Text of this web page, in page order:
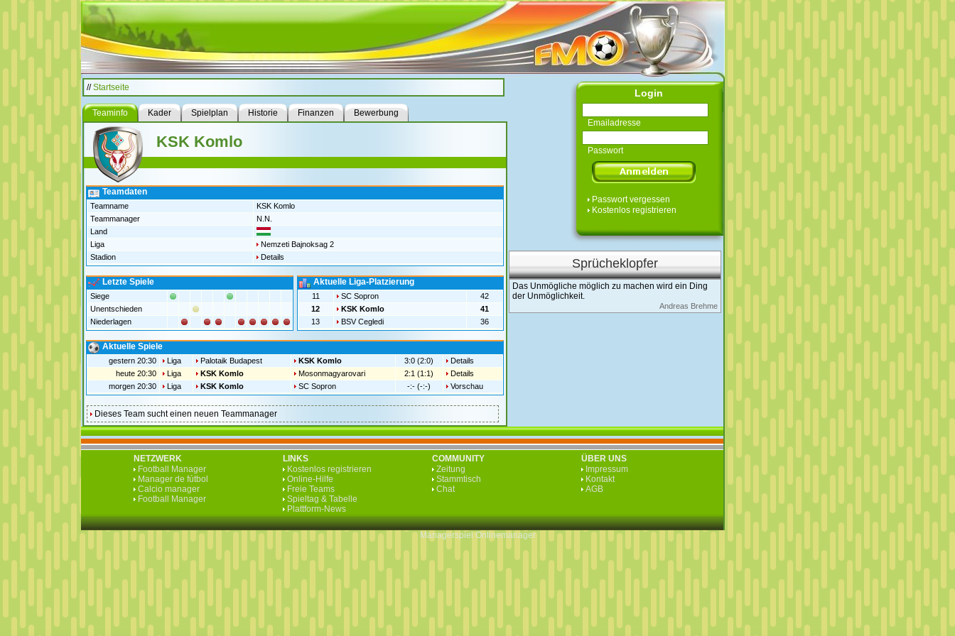
//Startseite
Teaminfo Kader Spielplan Historie Finanzen Bewerbung
KSK Komlo
Teamdaten
Teamname
KSK Komlo
Teammanager
N.N.
Land
Liga
Nemzeti Bajnoksag 2
Stadion
Details
Letzte Spiele
Siege
Unentschieden
Niederlagen
Aktuelle Liga-Platzierung
11 SC Sopron
42
12
KSK Komlo
41
13
BSV Cegledi 36
Aktuelle Spiele
gestern 20:30 Liga Palotaik Budapest KSK Komlo 3:0 (2:0)
Details
heute 20:30
Liga KSK Komlo Mosonmagyarovari 2:1 (1:1)
Details
morgen 20:30
Liga KSK Komlo SC Sopron -:- (-:-) Vorschau
Dieses Team sucht einen neuen Teammanager
Login
Emailadresse
Passwort
Passwort vergessen
Kostenlos registrieren
Sprücheklopfer
Das Unmögliche möglich zu machen wird ein Ding
der Unmöglichkeit.
Andreas Brehme
NETZWERK
Football Manager
Manager de fútbol
Calcio manager
Football Manager
LINKS
Kostenlos registrieren
Online-Hilfe
Freie Teams
Spieltag & Tabelle
Plattform-News
COMMUNITY
Zeitung
Stammtisch
Chat
ÜBER UNS
Impressum
Kontakt
AGB
Managerspiel Onlinemanager